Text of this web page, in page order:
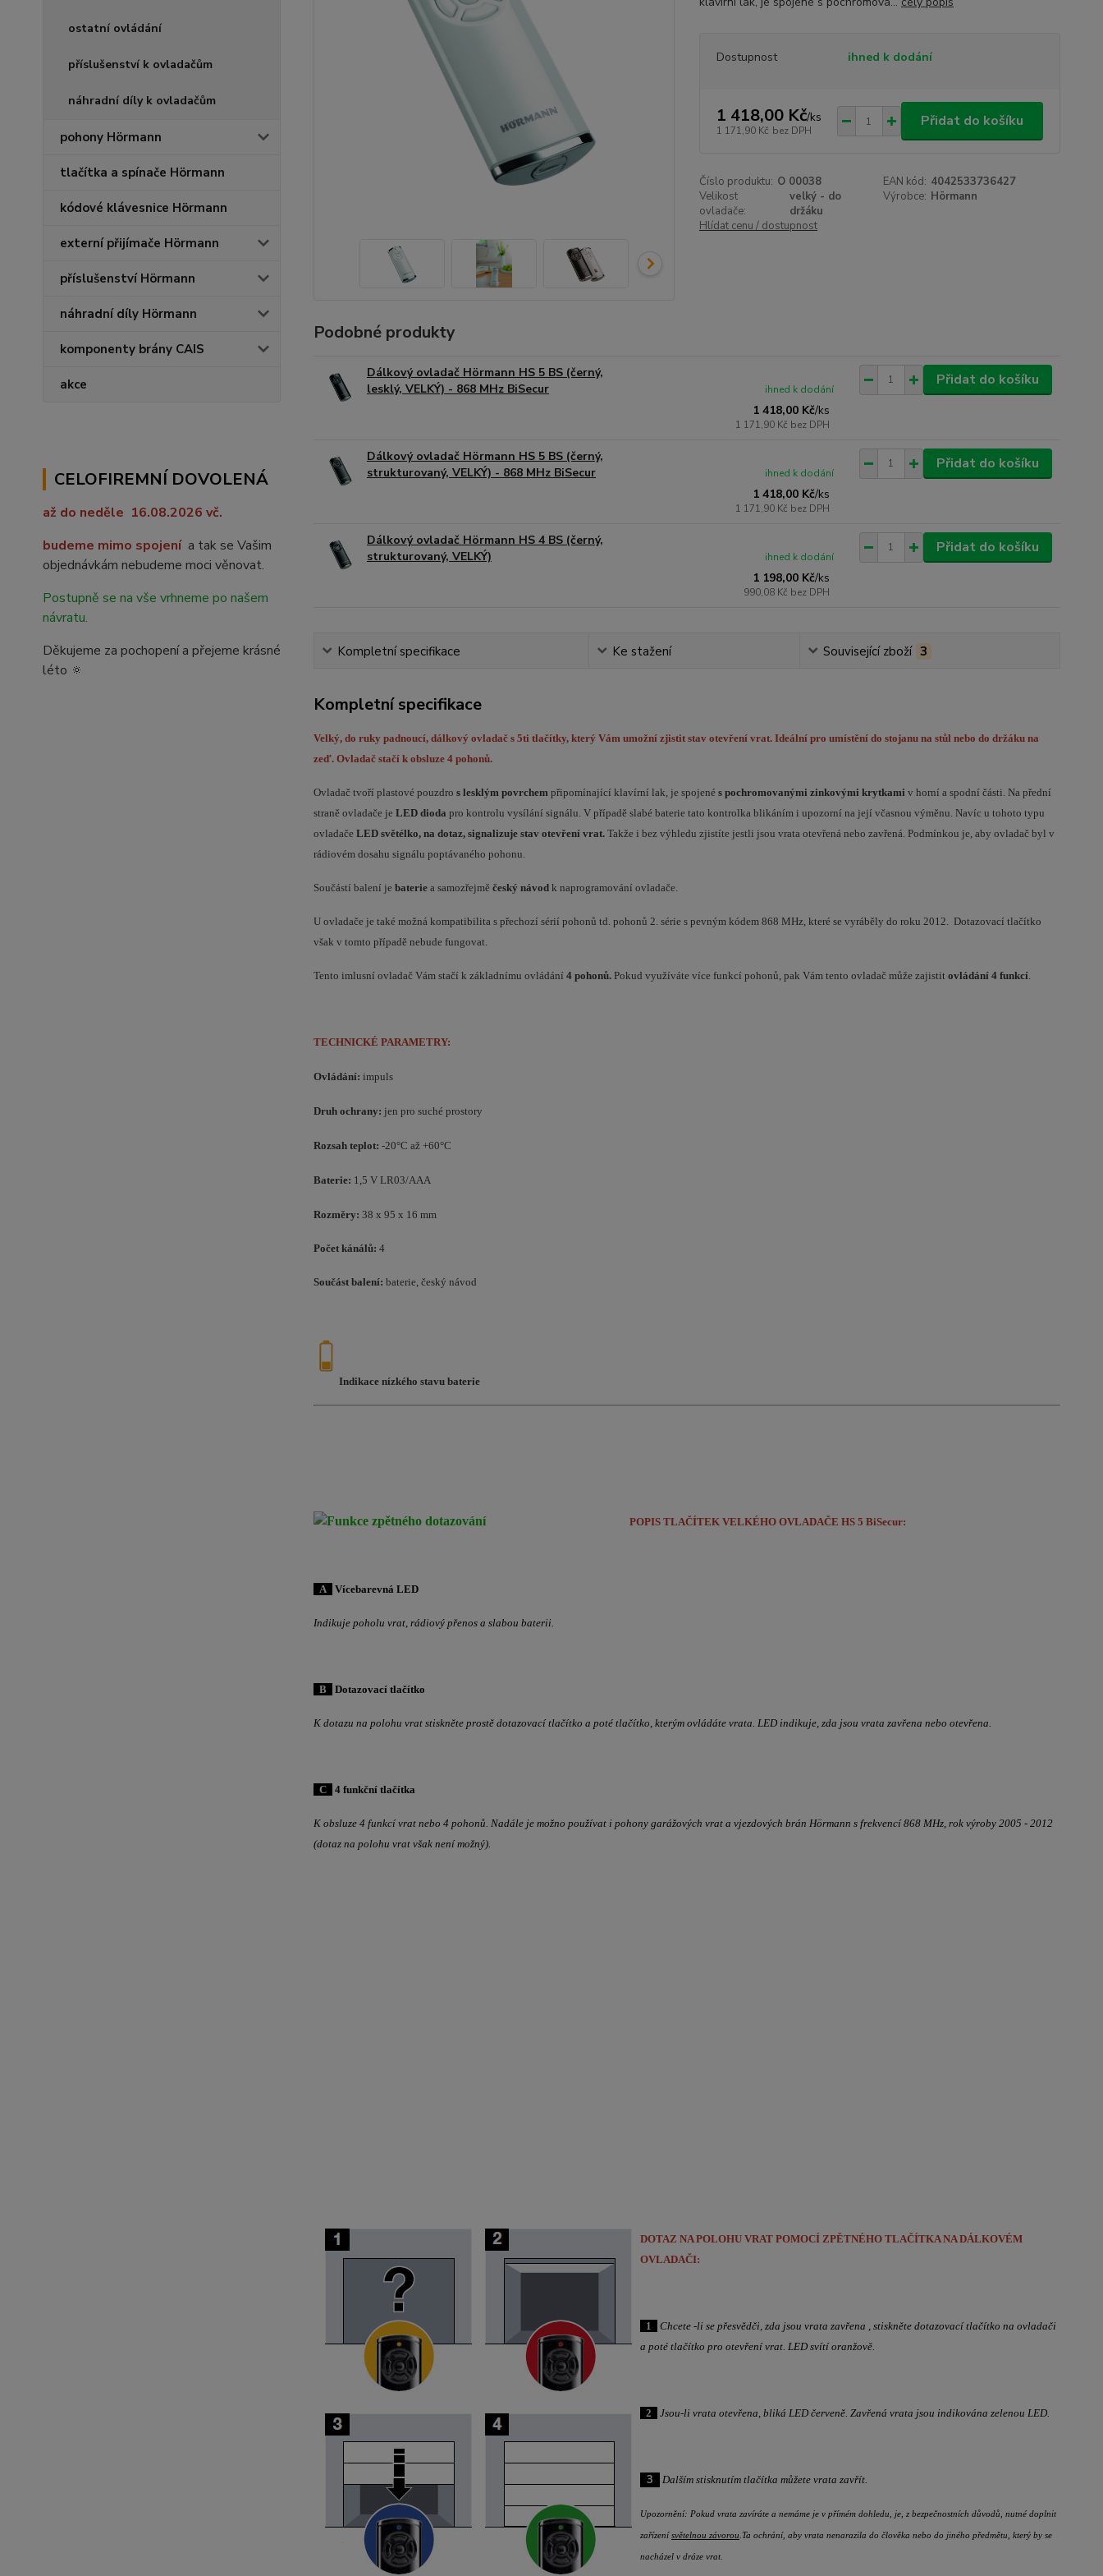
ostatní ovládání
příslušenství k ovladačům
náhradní díly k ovladačům
pohony Hörmann
tlačítka a spínače Hörmann
kódové klávesnice Hörmann
externí přijímače Hörmann
příslušenství Hörmann
náhradní díly Hörmann
komponenty brány CAIS
akce
CELOFIREMNÍ DOVOLENÁ
až do neděle 16.08.2026 vč.
budeme mimo spojení a tak se Vašim
objednávkám nebudeme moci věnovat.
Postupně se na vše vrhneme po našem
návratu.
Děkujeme za pochopení a přejeme krásné
léto 🔅
Dostupnost ihned k dodání
1 418,00 Kč/ks
1 171,90 Kč bez DPH
Přidat do košíku
Číslo produktu: O 00038 EAN kód: 4042533736427
Velikost
ovladače:
velký - do
držáku
Výrobce: Hörmann
Hlídat cenu / dostupnost
Podobné produkty
Dálkový ovladač Hörmann HS 5 BS (černý,
lesklý, VELKÝ) - 868 MHz BiSecur
1 418,00 Kč/ks
1 171,90 Kč bez DPH
ihned k dodání
Přidat do košíku
Dálkový ovladač Hörmann HS 5 BS (černý,
strukturovaný, VELKÝ) - 868 MHz BiSecur
1 418,00 Kč/ks
1 171,90 Kč bez DPH
ihned k dodání
Přidat do košíku
Dálkový ovladač Hörmann HS 4 BS (černý,
strukturovaný, VELKÝ)
1 198,00 Kč/ks
990,08 Kč bez DPH
ihned k dodání
Přidat do košíku
Kompletní specifikace Ke stažení Související zboží 3
Kompletní specifikace
Velký, do ruky padnoucí, dálkový ovladač s 5ti tlačítky, který Vám umožní zjistit stav otevření vrat. Ideální pro umístění do stojanu na stůl nebo do držáku na
zeď. Ovladač stačí k obsluze 4 pohonů.
Ovladač tvoří plastové pouzdro s lesklým povrchem připomínající klavírní lak, je spojené s pochromovanými zinkovými krytkami v horní a spodní části. Na přední
straně ovladače je LED dioda pro kontrolu vysílání signálu. V případě slabé baterie tato kontrolka blikáním i upozorní na její včasnou výměnu. Navíc u tohoto typu
ovladače LED světélko, na dotaz, signalizuje stav otevření vrat. Takže i bez výhledu zjistíte jestli jsou vrata otevřená nebo zavřená. Podmínkou je, aby ovladač byl v
rádiovém dosahu signálu poptávaného pohonu.
Součástí balení je bateriea samozřejmě český návodk naprogramování ovladače.
U ovladače je také možná kompatibilita s přechozí sérií pohonů td. pohonů 2. série s pevným kódem 868 MHz, které se vyráběly do roku 2012. Dotazovací tlačítko
však v tomto případě nebude fungovat.
Tento imlusní ovladač Vám stačí k základnímu ovládání 4 pohonů.Pokud využíváte více funkcí pohonů, pak Vám tento ovladač může zajistit ovládání 4 funkcí.
TECHNICKÉ PARAMETRY:
Ovládání: impuls
Druh ochrany: jen pro suché prostory
Rozsah teplot: -20°C až +60°C
Baterie: 1,5 V LR03/AAA
Rozměry: 38 x 95 x 16 mm
Počet kánálů: 4
Součást balení: baterie, český návod
Indikace nízkého stavu baterie
POPIS TLAČÍTEK VELKÉHO OVLADAČE HS 5 BiSecur:
A0 Vícebarevná LED
Indikuje poholu vrat, rádiový přenos a slabou baterii.
B0 Dotazovací tlačítko
K dotazu na polohu vrat stiskněte prostě dotazovací tlačítko a poté tlačítko, kterým ovládáte vrata. LED indikuje, zda jsou vrata zavřena nebo otevřena.
C0 4 funkční tlačítka
K obsluze 4 funkcí vrat nebo 4 pohonů. Nadále je možno používat i pohony garážových vrat a vjezdových brán Hörmann s frekvencí 868 MHz, rok výroby 2005 - 2012
(dotaz na polohu vrat však není možný).
DOTAZ NA POLOHU VRAT POMOCÍ ZPĚTNÉHO TLAČÍTKA NA DÁLKOVÉM
OVLADAČI:
1 Chcete-li se přesvědči, zda jsou vrata zavřena
, stiskněte dotazovací tlačítko na ovladači
a poté tlačítko pro otevření vrat. LED svítí oranžově.
2 Jsou-li vrata otevřena, bliká LED červeně. Zavřená vrata jsou indikována zelenou LED.
3 Dalším stisknutím tlačítka můžete vrata zavřít.
Upozornění: Pokud vrata zavíráte a nemáme je v přímém dohledu, je, z bezpečnostních důvodů, nutné doplnit
zařízenísvětelnou závorou .Ta ochrání, aby vrata nenarazila do člověka nebo do jiného předmětu, který by se
nacházel v dráze vrat.